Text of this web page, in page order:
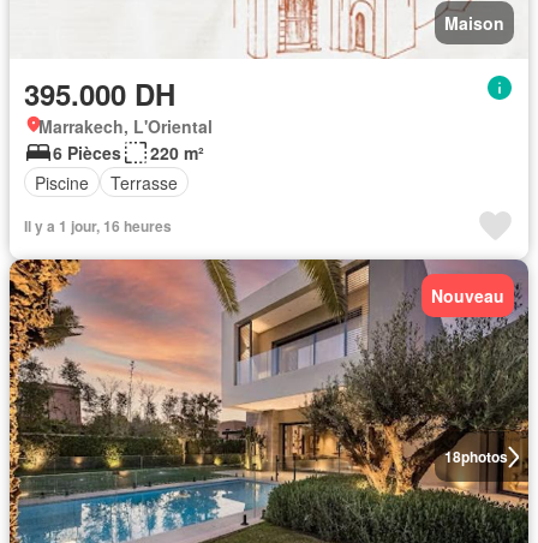
Maison
395.000 DH
Marrakech, L'Oriental
6 Pièces
220 m²
Piscine
Terrasse
Il y a 1 jour, 16 heures
18photos
Nouveau